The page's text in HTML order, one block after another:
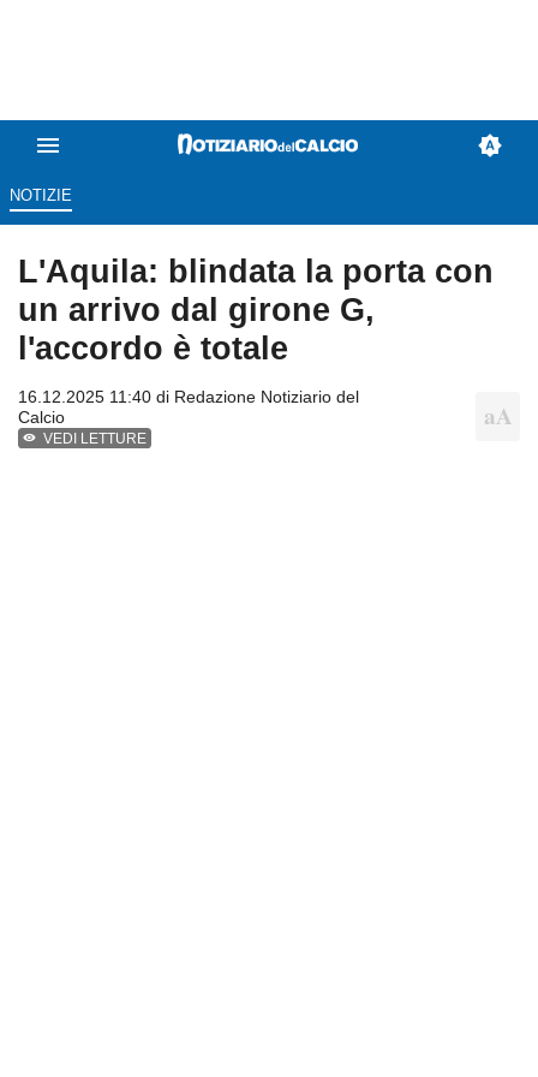
NOTIZIE
L'Aquila: blindata la porta con
un arrivo dal girone G,
l'accordo è totale
16.12.2025 11:40 di Redazione Notiziario del
Calcio
VEDI LETTURE